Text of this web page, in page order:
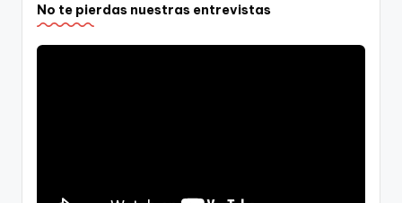
No te pierdas nuestras entrevistas